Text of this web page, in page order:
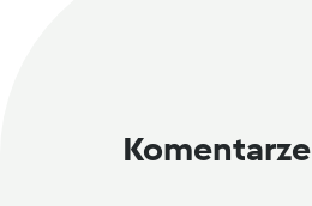
Komentarze